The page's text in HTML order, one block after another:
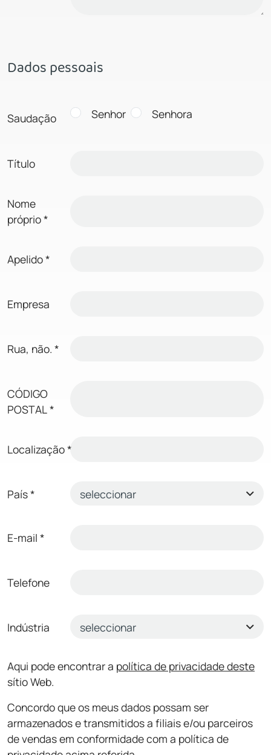
Dados pessoais
Saudação Senhor Senhora
Título
Nome
próprio*
Apelido*
Empresa
Rua, não. *
CÓDIGO
POSTAL*
Localização*
País*
E-mail *
Telefone
Indústria
Aqui pode encontrar a política de privacidade deste
sítio Web.
Concordo que os meus dados possam ser
armazenados e transmitidos a filiais e/ou parceiros
de vendas em conformidade com a política de